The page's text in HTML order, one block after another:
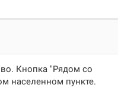
Кнопка "Рядом со
населенном пункте.